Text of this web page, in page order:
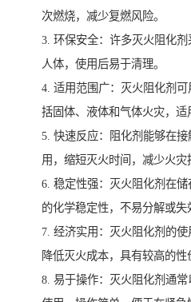
次燃烧，减少复燃风险。
3. 环保安全：许多灭火阻化
人体，使用后易于清理。
4. 适用范围广：灭火阻化剂
括固体、液体和气体火灾，适
5. 快速反应：阻化剂能够在
用，缩短灭火时间，减少火灾
6. 稳定性强：灭火阻化剂在
的化学稳定性，不易分解或失
7. 经济实用：灭火阻化剂的
降低灭火成本，具有较高的性
8. 易于操作：灭火阻化剂通